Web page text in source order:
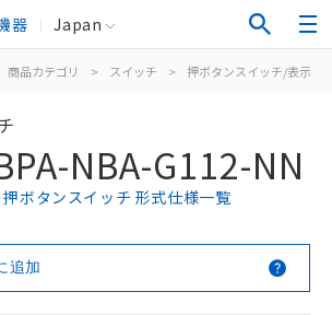
器 Japan
商品カテゴリ > スイッチ > 押ボタンスイッチ/表示灯
NBA-G112-NN
ボタンスイッチ 形式仕様一覧
追加